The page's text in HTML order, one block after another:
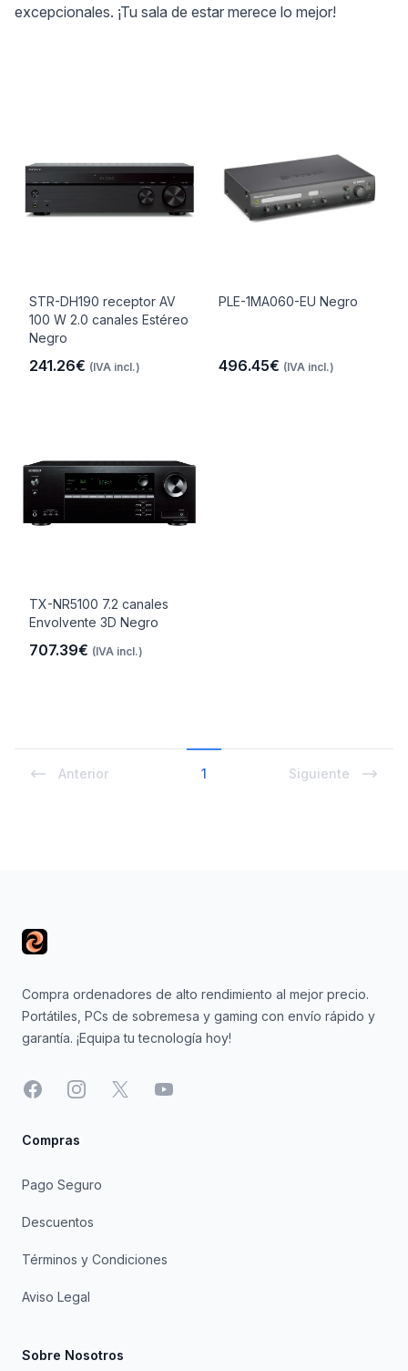
excepcionales. ¡Tu sala de estar merece lo mejor!
STR-DH190 receptor AV
100 W 2.0 canales Estéreo
Negro
241.26€ (IVA incl.)
PLE-1MA060-EU Negro
496.45€ (IVA incl.)
TX-NR5100 7.2 canales
Envolvente 3D Negro
707.39€ (IVA incl.)
Anterior 1 Siguiente
Compra ordenadores de alto rendimiento al mejor precio.
Portátiles, PCs de sobremesa y gaming con envío rápido y
garantía. ¡Equipa tu tecnología hoy!
FacebookInstagram
X YouTube
Compras
Pago Seguro
Descuentos
Términos y Condiciones
Aviso Legal
Sobre Nosotros